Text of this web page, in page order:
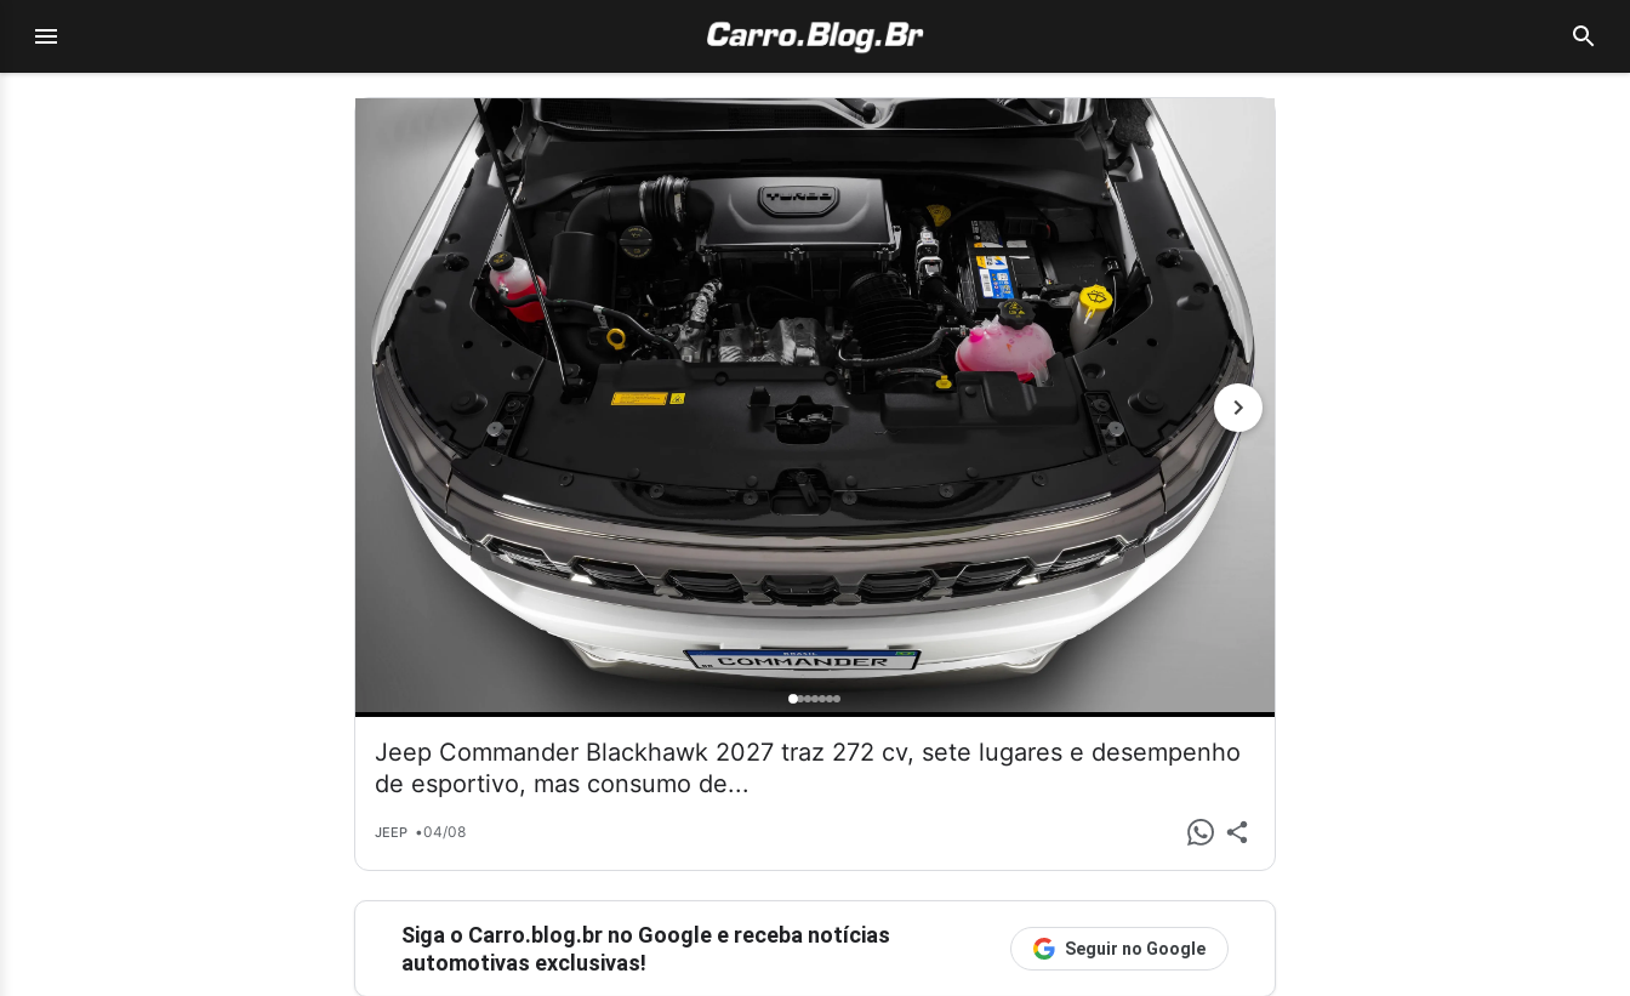
Jeep Commander Blackhawk 2027 traz 272 cv, sete lugares e desempenho
de esportivo, mas consumo de...
JEEP •04/08
Siga o Carro.blog.br no Google e receba notícias
automotivas exclusivas!
Seguir no Google